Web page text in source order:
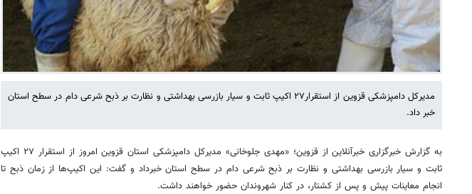
مدیرکل دامپزشکی قزوین از استقرار۲۷ اکیپ ثابت و سیار بازرسی بهداشتی و نظارت بر ذبح شرعی دام در سطح استان
خبر داد.
به گزارش خبرگزاری خبرآنلاین از قزوین؛ «مهدی جلوخانی» مدیرکل دامپزشکی استان قزوین امروز از استقرار ۲۷ اکیپ
ثابت و سیار بازرسی بهداشتی و نظارت بر ذبح شرعی دام در سطح استان خبرداد و گفت: این اکیپ‌ها از زمان ذبح تا
انجام معاینات پیش و پس از کشتار، در کنار شهروندان حضور خواهند داشت.